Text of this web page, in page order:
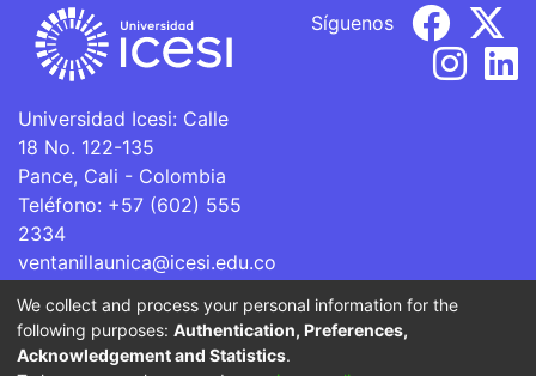
Universidad Icesi: Calle
18 No. 122-135
Pance, Cali - Colombia
Teléfono: +57 (602) 555
2334
ventanillaunica@icesi.edu.co
Síguenos
La Universidad Icesi es una Institución de Educación
Superior que se encuentra sujeta a inspección y vigilancia
We collect and process your personal information for the
following purposes: Authentication, Preferences,
Acknowledgement and Statistics.